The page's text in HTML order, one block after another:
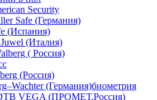
Security
Safe (Германия)
(Испания)
(Италия)
( Россия)
(Россия)
(Германия)биометрия
VEGA (ПРОМЕТ,Россия)